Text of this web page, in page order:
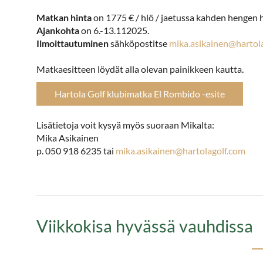
Matkan hintaon 1775 € / hlö / jaetussa kahden hengen
Ajankohtaon 6.-13.112025.
Ilmoittautuminensähköpostitse
Matkaesitteen löydät alla olevan painikkeen kautta.
Hartola Golf klubimatka El Rombido -esite
Lisätietoja voit kysyä myös suoraan Mikalta:
Mika Asikainen
p. 050 918 6235 tai mika.asikainen@hartolagolf.com
Viikkokisa hyvässä vauhdissa